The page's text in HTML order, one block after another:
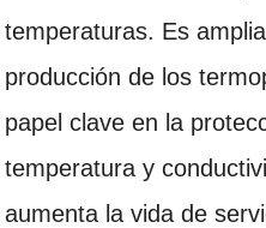
temperaturas. Es
producción de los
papel clave en la
temperatura y
aumenta la vida de